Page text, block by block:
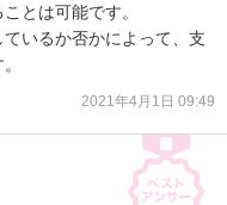
とは可能です。
いるか否かによって、支
2021年4月1日 09:49